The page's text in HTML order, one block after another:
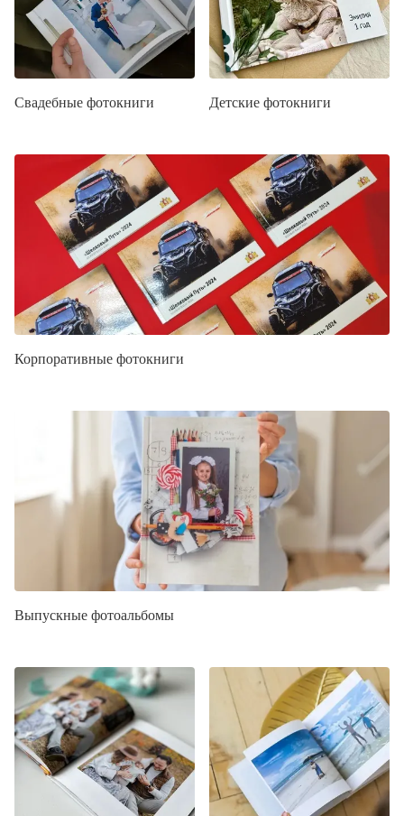
Свадебные фотокниги Детские фотокниги
Корпоративные фотокниги
Выпускные фотоальбомы